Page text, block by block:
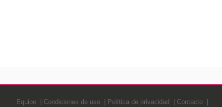
Equipo Condiciones de uso Política de privacidad Contacto